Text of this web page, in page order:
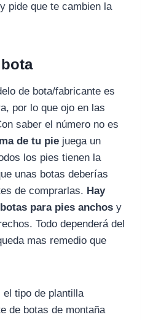
pide que te cambien la
de bota/fabricante es
por lo que ojo en las
saber el número no es
de tu pie juega un
los pies tienen la
unas botas deberías
de comprarlas. Hay
para pies anchos y
Todo dependerá del
mas remedio que
tipo de plantilla
de botas de montaña